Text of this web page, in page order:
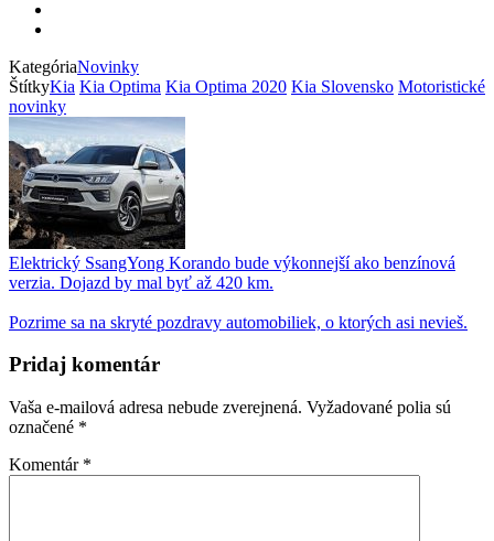
KategóriaNovinky
ŠtítkyKia Kia Optima Kia Optima 2020 Kia Slovensko Motoristické
novinky
Elektrický SsangYong Korando bude výkonnejší ako benzínová
verzia. Dojazd by mal byť až 420 km.
Pozrime sa na skryté pozdravy automobiliek, o ktorých asi nevieš.
Pridaj komentár
Vaša e-mailová adresa nebude zverejnená. Vyžadované polia sú
označené *
Komentár *